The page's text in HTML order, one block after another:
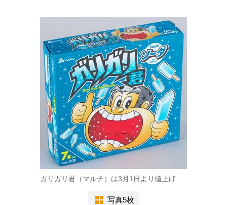
ガリガリ君（マルチ）は3月1日より値上げ
写真5枚